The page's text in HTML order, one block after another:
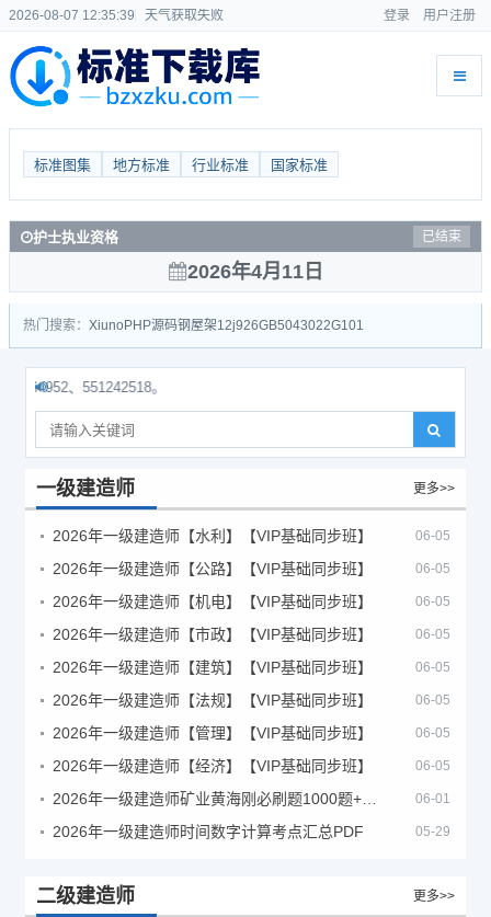
2026-08-07 12:35:39 天气获取失败 登录 用户注册
标准图集 地方标准 行业标准 国家标准
护士执业资格 已结束
2026年4月11日
热门搜索： Xiuno PHP源码钢屋架12j926GB5043022G101
、551242518。
一级建造师 更多>>
2026年一级建造师【水利】【VIP基础同步班】 06-05
2026年一级建造师【公路】【VIP基础同步班】 06-05
2026年一级建造师【机电】【VIP基础同步班】 06-05
2026年一级建造师【市政】【VIP基础同步班】 06-05
2026年一级建造师【建筑】【VIP基础同步班】 06-05
2026年一级建造师【法规】【VIP基础同步班】 06-05
2026年一级建造师【管理】【VIP基础同步班】 06-05
2026年一级建造师【经济】【VIP基础同步班】 06-05
06-01
2026年一级建造师时间数字计算考点汇总PDF 05-29
二级建造师 更多>>